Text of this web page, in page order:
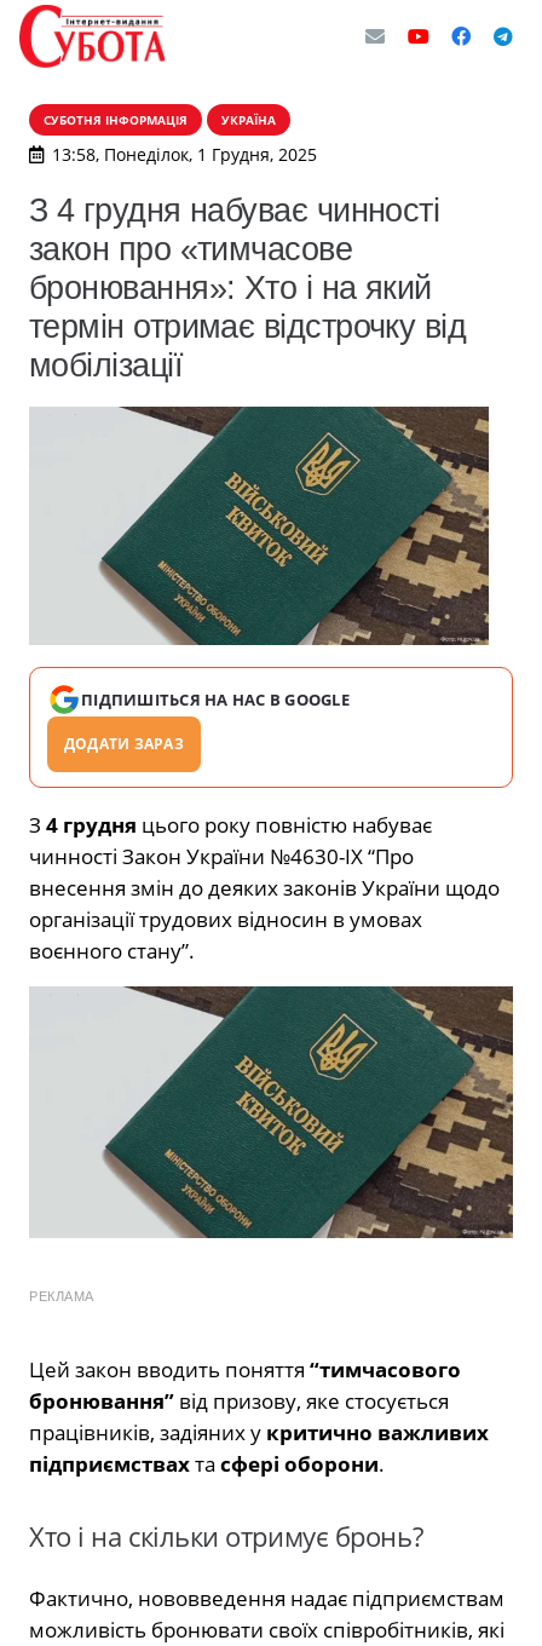
СУБОТНЯ ІНФОРМАЦІЯ УКРАЇНА
13:58, Понеділок, 1 Грудня, 2025
З 4 грудня набуває чинності
закон про «тимчасове
бронювання»: Хто і на який
термін отримає відстрочку від
мобілізації
ПІДПИШІТЬСЯ НА НАС В GOOGLE
ДОДАТИ ЗАРАЗ
З 4 грудня цього року повністю набуває
чинності Закон України №4630-IX “Про
внесення змін до деяких законів України щодо
організації трудових відносин в умовах
воєнного стану”.
РЕКЛАМА
Цей закон вводить поняття “тимчасового
бронювання” від призову, яке стосується
працівників, задіяних у критично важливих
підприємствахта сфері оборони.
Хто і на скільки отримує бронь?
Фактично, нововведення надає підприємствам
можливість бронювати своїх співробітників, які